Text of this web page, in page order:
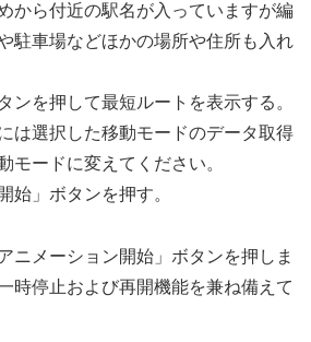
から付近の駅名が入っていますが編
駐車場などほかの場所や住所も入れ
を押して最短ルートを表示する。
は選択した移動モードのデータ取得
モードに変えてください。
」ボタンを押す。
ニメーション開始」ボタンを押しま
時停止および再開機能を兼ね備えて